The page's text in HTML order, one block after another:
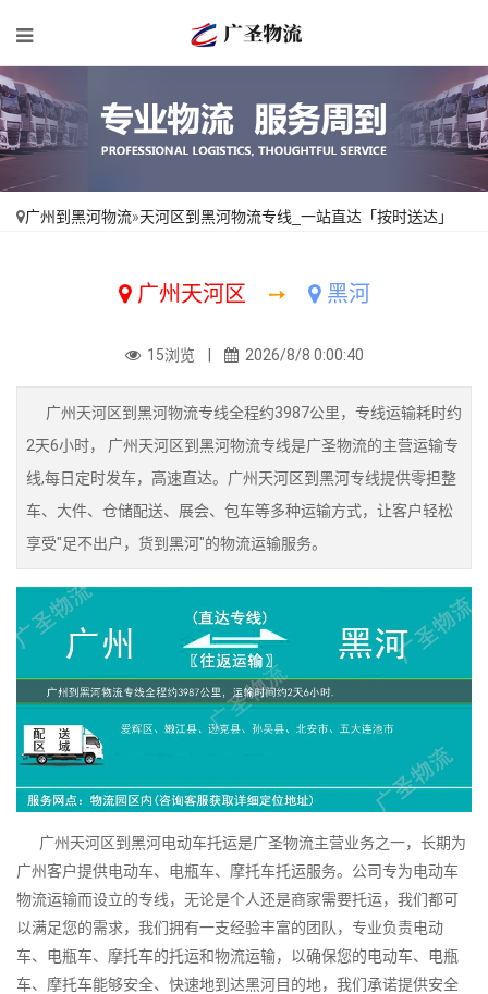
广州到黑河物流»天河区到黑河物流专线_一站直达「按时送达」
广州天河区 ➙ 黑河
15浏览 | 2026/8/8 0:00:40
广州天河区到黑河物流专线全程约3987公里，专线运输耗时约
2天6小时， 广州天河区到黑河物流专线是广圣物流的主营运输专
线,每日定时发车，高速直达。广州天河区到黑河专线提供零担整
车、大件、仓储配送、展会、包车等多种运输方式，让客户轻松
享受"足不出户，货到黑河"的物流运输服务。
广州天河区到黑河电动车托运是广圣物流主营业务之一，长期为
广州客户提供电动车、电瓶车、摩托车托运服务。公司专为电动车
物流运输而设立的专线，无论是个人还是商家需要托运，我们都可
以满足您的需求，我们拥有一支经验丰富的团队，专业负责电动
车、电瓶车、摩托车的托运和物流运输，以确保您的电动车、电瓶
车、摩托车能够安全、快速地到达黑河目的地，我们承诺提供安全